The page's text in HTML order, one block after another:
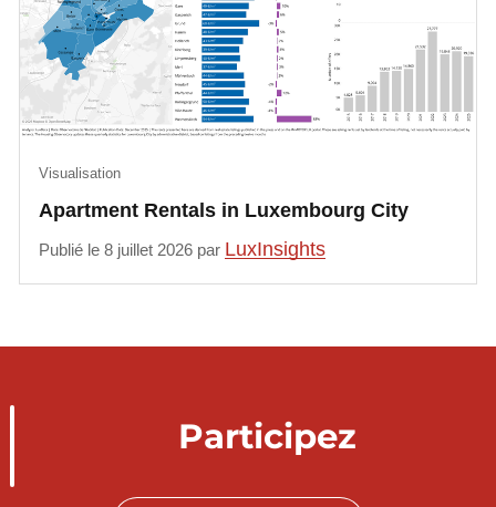
Apartment Rentals in Luxembourg City
Visualisation
Publié le 8 juillet 2026 par LuxInsights
Participez